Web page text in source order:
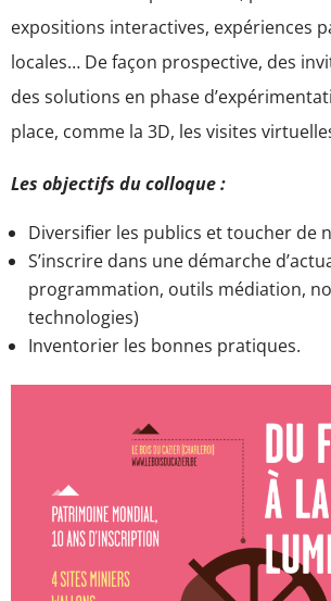
expositions interactives, expériences
locales… De façon prospective, des
des solutions en phase
place, comme la 3D, les visites
Les objectifs du colloque :
Diversifier les publics et toucher de
S’inscrire dans une démarche
programmation, outils médiation,
technologies)
Inventorier les bonnes pratiques.